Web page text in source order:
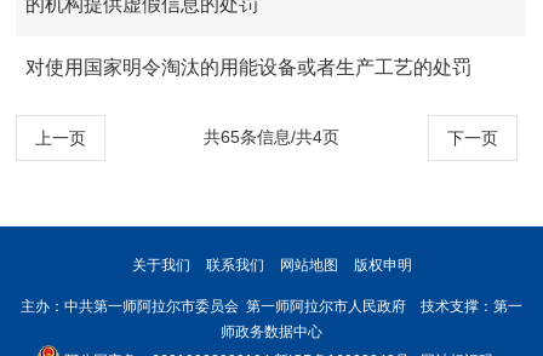
的机构提供虚假信息的处罚
对使用国家明令淘汰的用能设备或者生产工艺的处罚
上一页 下一页
共65条信息/共4页
关于我们 联系我们 网站地图 版权申明
主办：中共第一师阿拉尔市委员会 第一师阿拉尔市人民政府 技术支撑：第一
师政务数据中心